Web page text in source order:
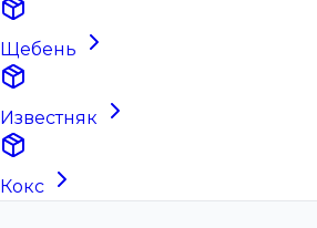
Щебень
Известняк
Кокс